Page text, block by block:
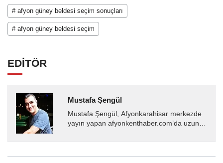
# afyon güney beldesi seçim sonuçları
# afyon güney beldesi seçim
EDİTÖR
Mustafa Şengül
Mustafa Şengül, Afyonkarahisar merkezde
yayın yapan afyonkenthaber.com’da uzun
almakta, haber akışı...